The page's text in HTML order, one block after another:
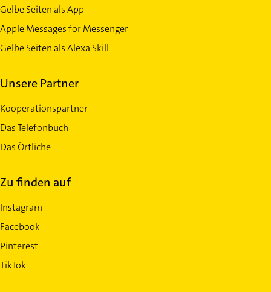
Gelbe Seiten als App
Apple Messages for Messenger
Gelbe Seiten als Alexa Skill
Unsere Partner
Kooperationspartner
Das Telefonbuch
Das Örtliche
Zu finden auf
Instagram
Facebook
Pinterest
TikTok